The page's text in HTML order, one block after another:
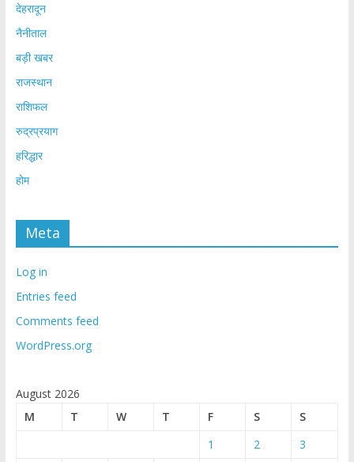
देहरादून
नैनीताल
बड़ी खबर
राजस्थान
राशिफल
रुद्रप्रयाग
हरिद्धार
होम
Meta
Log in
Entries feed
Comments feed
WordPress.org
August 2026
M
T W T F S
S
1
2 3